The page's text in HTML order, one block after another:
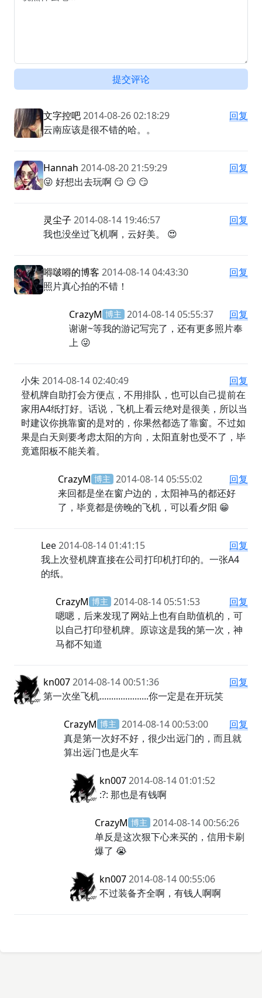
提交评论
文字控吧2014-08-26 02:18:29
回复
云南应该是很不错的哈。。
Hannah 2014-08-20 21:59:29
回复
😜 好想出去玩啊 😏 😏 😏
灵尘子 2014-08-14 19:46:57
回复
我也没坐过飞机啊，云好美。 😍
嘚啵嘚的博客 2014-08-14 04:43:30
回复
照片真心拍的不错！
CrazyM 博主 2014-08-14 05:55:37
回复
谢谢~等我的游记写完了，还有更多照片奉
上 😜
小朱 2014-08-14 02:40:49
回复
登机牌自助打会方便点，不用排队，也可以自己提前在
家用A4纸打好。话说，飞机上看云绝对是很美，所以当
时建议你挑靠窗的是对的，你果然都选了靠窗。不过如
果是白天则要考虑太阳的方向，太阳直射也受不了，毕
竟遮阳板不能关着。
CrazyM 博主 2014-08-14 05:55:02
回复
来回都是坐在窗户边的，太阳神马的都还
好了，毕竟都是傍晚的飞机，可以看夕阳
Lee2014-08-14 01:41:15
回复
我上次登机牌直接在公司打印机打印的。一张A4
CrazyM 博主 2014-08-14 05:51:53
回复
嗯嗯，后来发现了网站上也有自助值机
的，可以自己打印登机牌。原谅这是我的
kn0072014-08-14 00:51:36
CrazyM 博主 2014-08-14 00:53:00
回复
真是第一次好不好，很少出远门的，而且
kn0072014-08-14 01:01:52
CrazyM 博主 2014-08-14 00:56:26
单反是这次狠下心来买的，信用卡
kn0072014-08-14 00:55:06